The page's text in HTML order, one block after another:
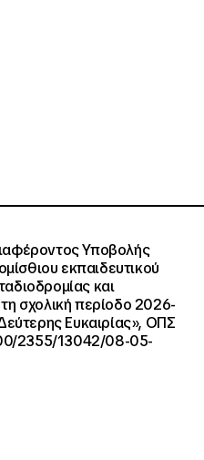
Υποβολής
εκπαιδευτικού
και
σχολική περίοδο 2026-
Ευκαιρίας», ΟΠΣ
2355/13042/08-05-